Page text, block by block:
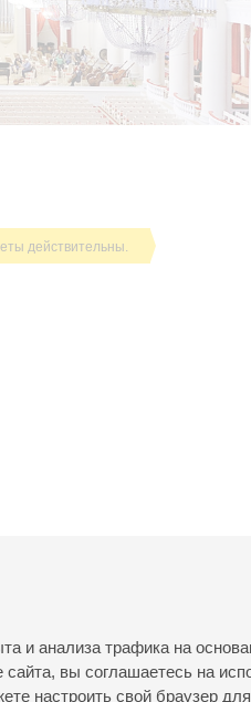
и анализа трафика на
вы соглашаетесь на
настроить свой браузер
действительны.